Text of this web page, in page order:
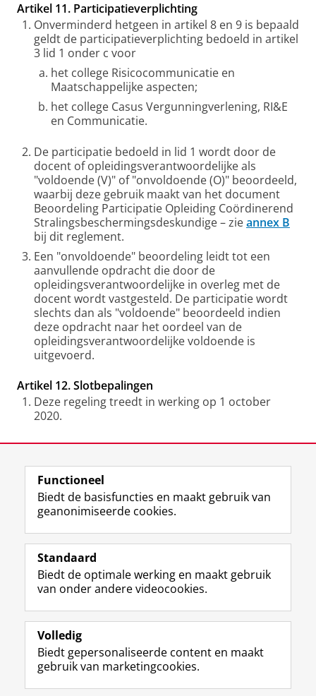
Artikel 11. Participatieverplichting
Onverminderd hetgeen in artikel 8 en 9 is bepaald
geldt de participatieverplichting bedoeld in artikel
3 lid 1 onder c voor
het college Risicocommunicatie en
Maatschappelijke aspecten;
het college Casus Vergunningverlening, RI&E
en Communicatie.
De participatie bedoeld in lid 1 wordt door de
docent of opleidingsverantwoordelijke als
"voldoende (V)" of "onvoldoende (O)" beoordeeld,
waarbij deze gebruik maakt van het document
Beoordeling Participatie Opleiding Coördinerend
Stralingsbeschermingsdeskundige – zieannex B
bij dit reglement.
Een "onvoldoende" beoordeling leidt tot een
aanvullende opdracht die door de
opleidingsverantwoordelijke in overleg met de
docent wordt vastgesteld. De participatie wordt
slechts dan als "voldoende" beoordeeld indien
deze opdracht naar het oordeel van de
opleidingsverantwoordelijke voldoende is
uitgevoerd.
Artikel 12. Slotbepalingen
Deze regeling treedt in werking op 1 october
2020.
View this page in:English
Volg de RUG
F
a
e
b
o
p
a
i
L
i
k
e
I
-
p
g
R
S
-
f
e
R
k
I
n
t
r
m
c
Y
o
T
e
k
a
Studiekiezers
Alumni
Over ons
Functioneel
Biedt de basisfuncties en maakt gebruik van
geanonimiseerde cookies.
Standaard
Biedt de optimale werking en maakt gebruik
van onder andere videocookies.
Volledig
Biedt gepersonaliseerde content en maakt
gebruik van marketingcookies.